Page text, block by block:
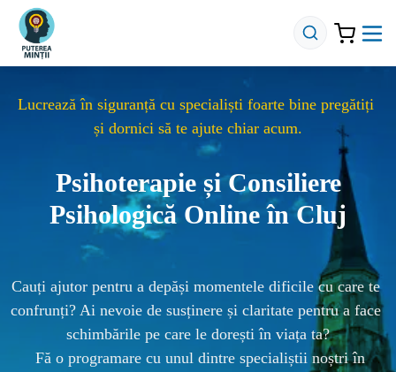
Lucrează în siguranță cu specialiști foarte bine pregătiți
și dornici să te ajute chiar acum.
Psihoterapie și Consiliere
Psihologică Online în Cluj
Cauți ajutor pentru a depăși momentele dificile cu care te
confrunți? Ai nevoie de susținere și claritate pentru a face
schimbările pe care le dorești în viața ta?